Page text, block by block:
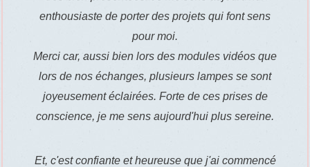
enthousiaste de porter des projets qui font sens
pour moi.
Merci car, aussi bien lors des modules vidéos que
lors de nos échanges, plusieurs lampes se sont
joyeusement éclairées. Forte de ces prises de
conscience, je me sens aujourd'hui plus sereine.
Et, c'est confiante et heureuse que j'ai commencé